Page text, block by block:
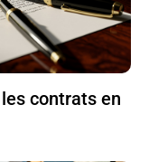
contrats en